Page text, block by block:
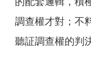
調查權才對；不
聽証調查權的判